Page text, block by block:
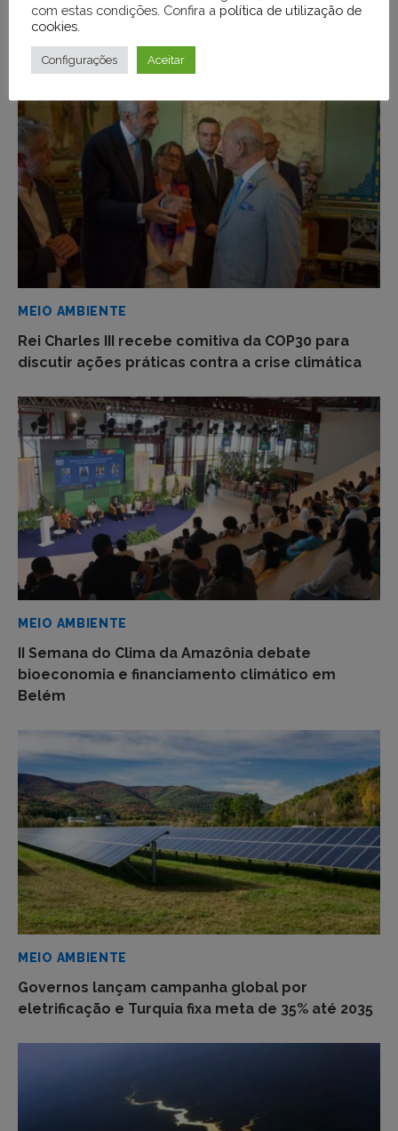
MEIO AMBIENTE
Rei Charles III recebe comitiva da COP30 para
discutir ações práticas contra a crise climática
MEIO AMBIENTE
II Semana do Clima da Amazônia debate
bioeconomia e financiamento climático em
Belém
MEIO AMBIENTE
Governos lançam campanha global por
eletrificação e Turquia fixa meta de 35% até 2035
com estas condições. Confira a política de utilização de
cookies
Configurações Aceitar